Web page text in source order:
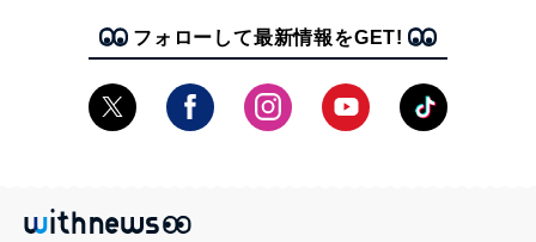
フォローして最新情報をGET!